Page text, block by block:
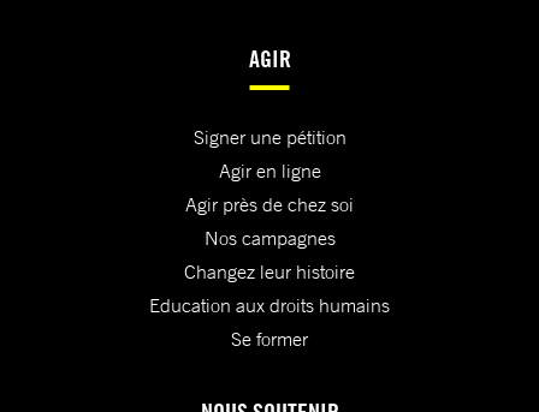
AGIR
Signer une pétition
Agir en ligne
Agir près de chez soi
Nos campagnes
Changez leur histoire
Education aux droits humains
Se former